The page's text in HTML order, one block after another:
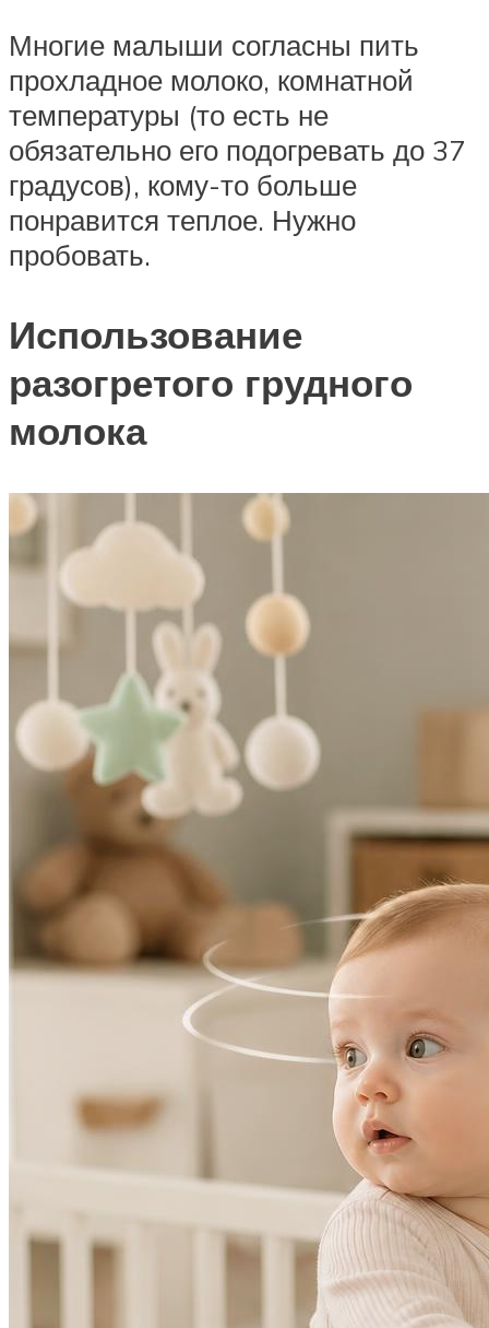
Многие малыши согласны пить
прохладное молоко, комнатной
температуры (то есть не
обязательно его подогревать до 37
градусов), кому-то больше
понравится теплое. Нужно
пробовать.
Использование
разогретого грудного
молока